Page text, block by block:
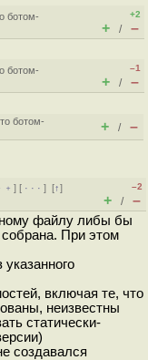
ботом-
+2
+ / –
ботом-
–1
+ / –
ботом-
+ / –
] [ · · ·][↑]
–2
+ / –
файлу либы бы
собрана. При этом
включая те, что
неизвестны
статически-
создавался